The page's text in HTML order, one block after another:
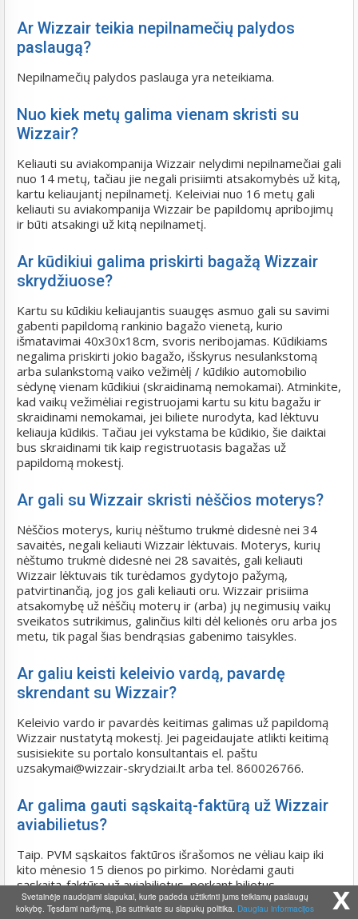
Ar Wizzair teikia nepilnamečių palydos
paslaugą?
Nepilnamečių palydos paslauga yra neteikiama.
Nuo kiek metų galima vienam skristi su
Wizzair?
Keliauti su aviakompanija Wizzair nelydimi nepilnamečiai gali
nuo 14 metų, tačiau jie negali prisiimti atsakomybės už kitą,
kartu keliaujantį nepilnametį. Keleiviai nuo 16 metų gali
keliauti su aviakompanija Wizzair be papildomų apribojimų
ir būti atsakingi už kitą nepilnametį.
Ar kūdikiui galima priskirti bagažą Wizzair
skrydžiuose?
Kartu su kūdikiu keliaujantis suaugęs asmuo gali su savimi
gabenti papildomą rankinio bagažo vienetą, kurio
išmatavimai 40x30x18cm, svoris neribojamas. Kūdikiams
negalima priskirti jokio bagažo, išskyrus nesulankstomą
arba sulankstomą vaiko vežimėlį / kūdikio automobilio
sėdynę vienam kūdikiui (skraidinamą nemokamai). Atminkite,
kad vaikų vežimėliai registruojami kartu su kitu bagažu ir
skraidinami nemokamai, jei biliete nurodyta, kad lėktuvu
keliauja kūdikis. Tačiau jei vykstama be kūdikio, šie daiktai
bus skraidinami tik kaip registruotasis bagažas už
papildomą mokestį.
Ar gali su Wizzair skristi nėščios moterys?
Nėščios moterys, kurių nėštumo trukmė didesnė nei 34
savaitės, negali keliauti Wizzair lėktuvais. Moterys, kurių
nėštumo trukmė didesnė nei 28 savaitės, gali keliauti
Wizzair lėktuvais tik turėdamos gydytojo pažymą,
patvirtinančią, jog jos gali keliauti oru. Wizzair prisiima
atsakomybę už nėščių moterų ir (arba) jų negimusių vaikų
sveikatos sutrikimus, galinčius kilti dėl kelionės oru arba jos
metu, tik pagal šias bendrąsias gabenimo taisykles.
Ar galiu keisti keleivio vardą, pavardę
skrendant su Wizzair?
Keleivio vardo ir pavardės keitimas galimas už papildomą
Wizzair nustatytą mokestį. Jei pageidaujate atlikti keitimą
susisiekite su portalo konsultantais el. paštu
uzsakymai@wizzair-skrydziai.lt arba tel. 860026766.
Ar galima gauti sąskaitą-faktūrą už Wizzair
aviabilietus?
Taip. PVM sąskaitos faktūros išrašomos ne vėliau kaip iki
kito mėnesio 15 dienos po pirkimo. Norėdami gauti
sąskaitą-faktūrą už aviabilietus, perkant bilietus
užsisakykite ją ar po bilietų pirkimo susiekite su mūsų
konsultantais tel. 8 600 26766 arba el. paštu:
x
Svetainėje naudojami slapukai, kurie padeda užtikrinti jums teikiamų paslaugų
kokybę. Tęsdami naršymą, jūs sutinkate su slapukų politika. Daugiau informacijos